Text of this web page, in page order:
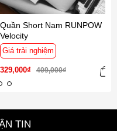
Quần Short Nam RUNPOW
Velocity
Giá trải nghiệm
329,000₫ 409,000₫
TIN